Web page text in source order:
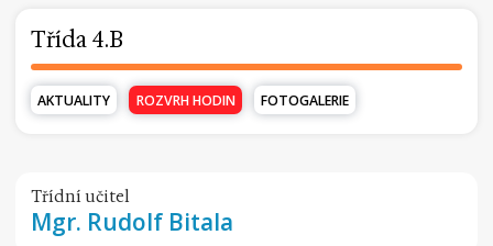
Třída 4.B
AKTUALITY ROZVRH HODIN FOTOGALERIE
Třídní učitel
Mgr. Rudolf Bitala